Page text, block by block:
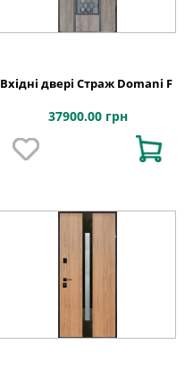
Вхідні двері Страж Domani F
37900.00 грн